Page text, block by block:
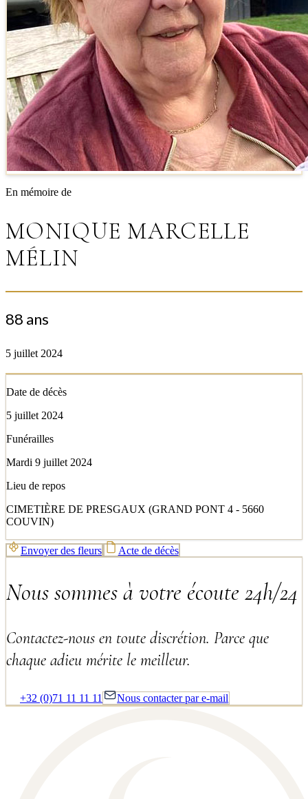
En mémoire de
MONIQUE MARCELLE
MÉLIN
88 ans
5 juillet 2024
Date de décès
5 juillet 2024
Funérailles
Mardi 9 juillet 2024
Lieu de repos
CIMETIÈRE DE PRESGAUX (GRAND PONT 4 - 5660
COUVIN)
Envoyer des fleurs Acte de décès
Nous sommes à votre écoute 24h/24
Contactez-nous en toute discrétion. Parce que
chaque adieu mérite le meilleur.
+32 (0)71 11 11 11 Nous contacter par e-mail